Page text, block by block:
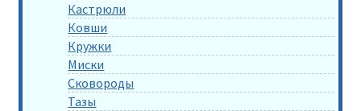
Кастрюли
Ковши
Кружки
Миски
Сковороды
Тазы